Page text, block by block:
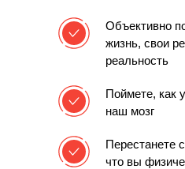
Поймете, как
наш мозг
Перестанете
что вы
Объективно
жизнь, свои
реальность